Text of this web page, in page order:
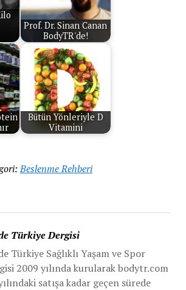
Prof. Dr. Sinan Canan
BodyTR'de!
Bütün Yönleriyle D
Vitamini
Beslenme Rehberi
Türkiye Dergisi
Türkiye Sağlıklı Yaşam ve Spor
2009 yılında kurularak bodytr.com
satışa kadar geçen sürede